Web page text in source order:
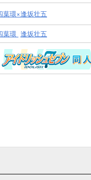
葉環×逢坂壮五
葉環 逢坂壮五